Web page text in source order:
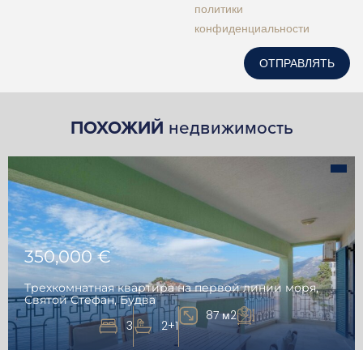
политики
конфиденциальности
ОТПРАВЛЯТЬ
ПОХОЖИЙ недвижимость
350,000 €
Трехкомнатная квартира на первой линии моря,
Святой Стефан, Будва
3 2+1
87 м2